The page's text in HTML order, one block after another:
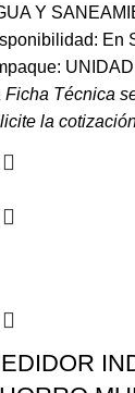
Y
En
UNIDAD
Ficha Técnica
la